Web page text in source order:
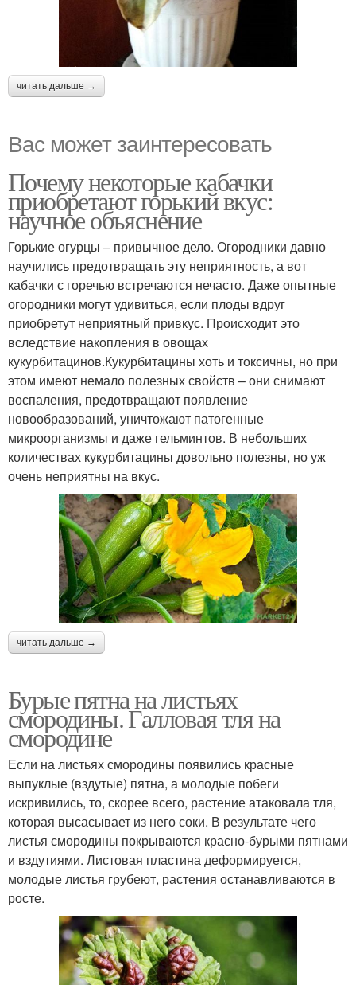
читать дальше →
Вас может заинтересовать
Почему некоторые кабачки
приобретают горький вкус:
научное объяснение
Горькие огурцы – привычное дело. Огородники давно
научились предотвращать эту неприятность, а вот
кабачки с горечью встречаются нечасто. Даже опытные
огородники могут удивиться, если плоды вдруг
приобретут неприятный привкус. Происходит это
вследствие накопления в овощах
кукурбитацинов.Кукурбитацины хоть и токсичны, но при
этом имеют немало полезных свойств – они снимают
воспаления, предотвращают появление
новообразований, уничтожают патогенные
микроорганизмы и даже гельминтов. В небольших
количествах кукурбитацины довольно полезны, но уж
очень неприятны на вкус.
читать дальше →
Бурые пятна на листьях
смородины. Галловая тля на
смородине
Если на листьях смородины появились красные
выпуклые (вздутые) пятна, а молодые побеги
искривились, то, скорее всего, растение атаковала тля,
которая высасывает из него соки. В результате чего
листья смородины покрываются красно-бурыми пятнами
и вздутиями. Листовая пластина деформируется,
молодые листья грубеют, растения останавливаются в
росте.